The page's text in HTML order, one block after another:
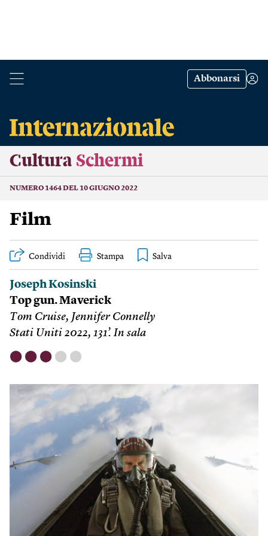
Abbonarsi
Cultura Schermi
NUMERO 1464 DEL 10 GIUGNO 2022
Film
Condividi Stampa
Joseph Kosinski
Top gun. Maverick
Tom Cruise, Jennifer Connelly
Stati Uniti 2022, 131’. In sala
⬤ ⬤ ⬤ ⬤ ⬤